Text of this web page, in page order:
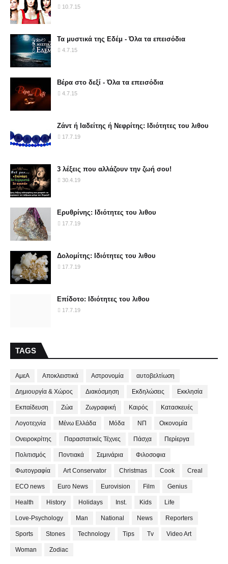
10.7.15
Τα μυστικά της Εδέμ - Όλα τα επεισόδια
4.7.15
Βέρα στο δεξί - Όλα τα επεισόδια
4.7.15
Ζάντ ή Ιαδείτης ή Νεφρίτης: Ιδιότητες του λιθου
17.7.19
3 λέξεις που αλλάζουν την ζωή σου!
30.4.19
Ερυθρίνης: Ιδιότητες του λιθου
17.7.19
Δολομίτης: Ιδιότητες του λιθου
17.7.19
Επίδοτο: Ιδιότητες του λιθου
17.7.19
TAGS
ΑμεΑ Αποκλειστικά Αστρονομία αυτοβελτίωση
Δημιουργία & Χώρος Διακόσμηση Εκδηλώσεις Εκκλησία
Εκπαίδευση Ζώα Ζωγραφική Καιρός Κατασκευές
Λογοτεχνία Μένω Ελλάδα Μόδα ΝΠ Οικονομία
Ονειροκρίτης Παραστατικές Τέχνες Πάσχα Περίεργα
Πολιτισμός Ποντιακά Σεμινάρια Φιλοσοφια
Φωτογραφία Art Conservator Christmas Cook Creal
ECO news Euro News Eurovision Film Genius
Health History Holidays Inst. Kids Life
Love-Psychology Man National News Reporters
Sports Stones Technology Tips Tv Video Art
Woman Zodiac